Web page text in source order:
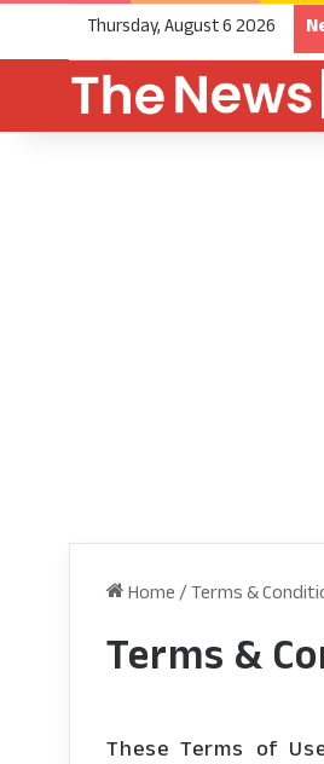
Thursday, August 6 2026
Home/Terms &
Terms &
These Terms of